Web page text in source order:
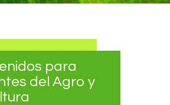
para
del Agro y